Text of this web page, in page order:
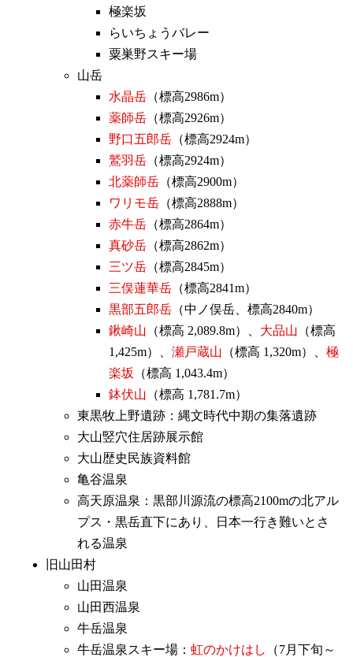
極楽坂
らいちょうバレー
粟巣野スキー場
山岳
水晶岳 （標高2986m）
薬師岳 （標高2926m）
野口五郎岳 （標高2924m）
鷲羽岳 （標高2924m）
北薬師岳 （標高2900m）
ワリモ岳 （標高2888m）
赤牛岳 （標高2864m）
真砂岳 （標高2862m）
三ツ岳 （標高2845m）
三俣蓮華岳 （標高2841m）
黒部五郎岳 （中ノ俣岳、標高2840m）
鍬崎山 （標高 2,089.8m）、 大品山 （標高
1,425m）、 瀬戸蔵山 （標高 1,320m）、 極
楽坂
（標高 1,043.4m）
鉢伏山 （標高 1,781.7m）
東黒牧上野遺跡：縄文時代中期の集落遺跡
大山竪穴住居跡展示館
大山歴史民族資料館
亀谷温泉
高天原温泉：黒部川源流の標高2100mの北アル
プス・黒岳直下にあり、日本一行き難いとさ
れる温泉
旧山田村
山田温泉
山田西温泉
牛岳温泉
牛岳温泉スキー場： 虹のかけはし
（7月下旬～